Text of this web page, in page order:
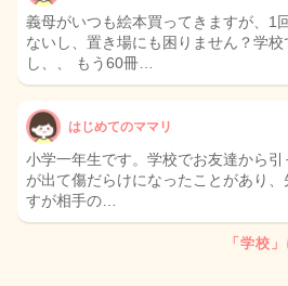
義母がいつも絵本買ってきますが、1
ないし、置き場にも困りません？学
し、、 もう60冊…
はじめてのママリ
小学一年生です。学校でお友達から
が出て傷だらけになったことがあり
すが相手の…
「学校